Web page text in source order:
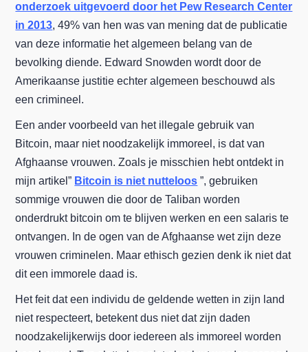
onderzoek uitgevoerd door het Pew Research Center
in 2013, 49% van hen was van mening dat de publicatie
van deze informatie het algemeen belang van de
bevolking diende. Edward Snowden wordt door de
Amerikaanse justitie echter algemeen beschouwd als
een crimineel.
Een ander voorbeeld van het illegale gebruik van
Bitcoin, maar niet noodzakelijk immoreel, is dat van
Afghaanse vrouwen. Zoals je misschien hebt ontdekt in
mijn artikel” Bitcoin is niet nutteloos ”, gebruiken
sommige vrouwen die door de Taliban worden
onderdrukt bitcoin om te blijven werken en een salaris te
ontvangen. In de ogen van de Afghaanse wet zijn deze
vrouwen criminelen. Maar ethisch gezien denk ik niet dat
dit een immorele daad is.
Het feit dat een individu de geldende wetten in zijn land
niet respecteert, betekent dus niet dat zijn daden
noodzakelijkerwijs door iedereen als immoreel worden